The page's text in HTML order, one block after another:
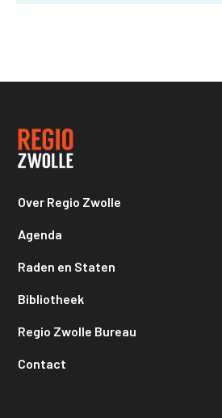
Over Regio Zwolle
Agenda
Raden en Staten
Bibliotheek
Regio Zwolle Bureau
Contact